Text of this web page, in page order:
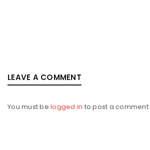
LEAVE A COMMENT
You must be logged in to post a comment.